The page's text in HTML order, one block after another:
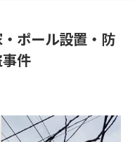
・ポール設置・防
件